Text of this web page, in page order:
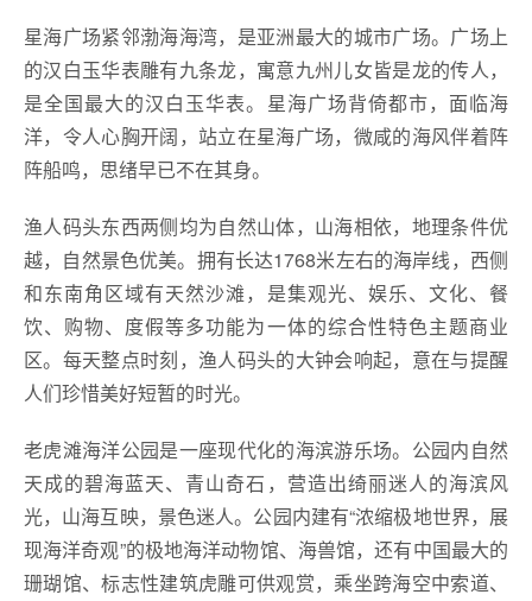
星海广场紧邻渤海海湾，是亚洲最大的城市广场。广场上
的汉白玉华表雕有九条龙，寓意九州儿女皆是龙的传人，
是全国最大的汉白玉华表。星海广场背倚都市，面临海
洋，令人心胸开阔，站立在星海广场，微咸的海风伴着阵
阵船鸣，思绪早已不在其身。
渔人码头东西两侧均为自然山体，山海相依，地理条件优
越，自然景色优美。拥有长达1768米左右的海岸线，西侧
和东南角区域有天然沙滩，是集观光、娱乐、文化、餐
饮、购物、度假等多功能为一体的综合性特色主题商业
区。每天整点时刻，渔人码头的大钟会响起，意在与提醒
人们珍惜美好短暂的时光。
老虎滩海洋公园是一座现代化的海滨游乐场。公园内自然
天成的碧海蓝天、青山奇石，营造出绮丽迷人的海滨风
光，山海互映，景色迷人。公园内建有“浓缩极地世界，展
现海洋奇观”的极地海洋动物馆、海兽馆，还有中国最大的
珊瑚馆、标志性建筑虎雕可供观赏，乘坐跨海空中索道、